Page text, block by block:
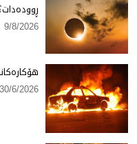
9/8/2026
30/6/2026